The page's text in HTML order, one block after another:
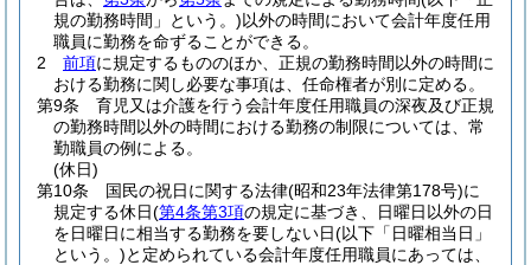
規の勤務時間」という。)以外の時間において会計年度任用
職員に勤務を命ずることができる。
2
前項に規定するもののほか、正規の勤務時間以外の時間に
おける勤務に関し必要な事項は、任命権者が別に定める。
第9条
育児又は介護を行う会計年度任用職員の深夜及び正規
の勤務時間以外の時間における勤務の制限については、常
勤職員の例による。
(休日)
第10条
国民の祝日に関する法律(昭和23年法律第178号)に
規定する休日(第4条第3項の規定に基づき、日曜日以外の日
を日曜日に相当する勤務を要しない日(以下「日曜相当日」
という。)と定められている会計年度任用職員にあっては、